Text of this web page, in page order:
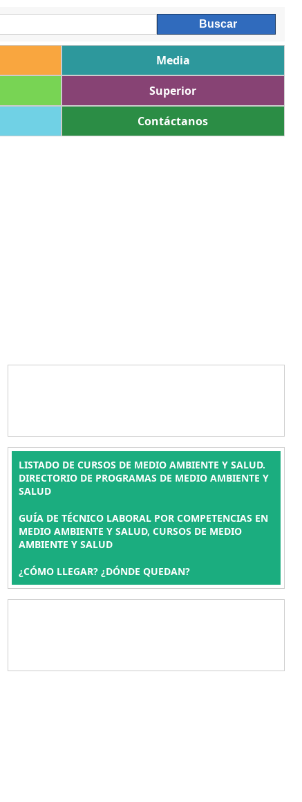
Media
Superior
Contáctanos
LISTADO DE CURSOS DE MEDIO AMBIENTE Y SALUD.
DIRECTORIO DE PROGRAMAS DE MEDIO AMBIENTE Y
SALUD
GUÍA DE TÉCNICO LABORAL POR COMPETENCIAS EN
MEDIO AMBIENTE Y SALUD, CURSOS DE MEDIO
AMBIENTE Y SALUD
¿CÓMO LLEGAR? ¿DÓNDE QUEDAN?